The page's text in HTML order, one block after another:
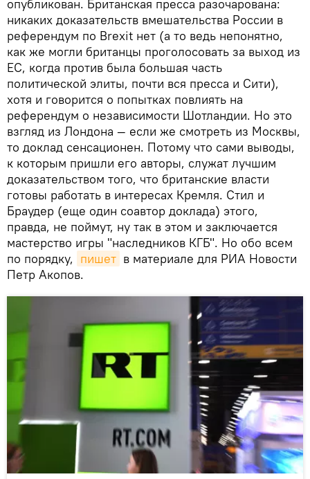
опубликован. Британская пресса разочарована:
никаких доказательств вмешательства России в
референдум по Brexit нет (а то ведь непонятно,
как же могли британцы проголосовать за выход из
ЕС, когда против была большая часть
политической элиты, почти вся пресса и Сити),
хотя и говорится о попытках повлиять на
референдум о независимости Шотландии. Но это
взгляд из Лондона — если же смотреть из Москвы,
то доклад сенсационен. Потому что сами выводы,
к которым пришли его авторы, служат лучшим
доказательством того, что британские власти
готовы работать в интересах Кремля. Стил и
Браудер (еще один соавтор доклада) этого,
правда, не поймут, ну так в этом и заключается
мастерство игры "наследников КГБ". Но обо всем
по порядку, пишет в материале для РИА Новости
Петр Акопов.